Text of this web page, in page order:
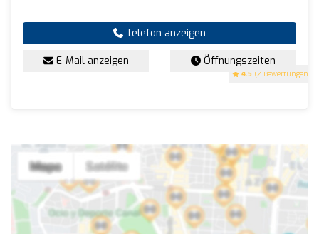
4.5 (2 Bewertungen)
Telefon anzeigen
E-Mail anzeigen Öffnungszeiten